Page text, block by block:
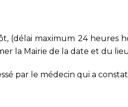
(délai maximum 24 heures
la Mairie de la date et du
par le médecin qui a